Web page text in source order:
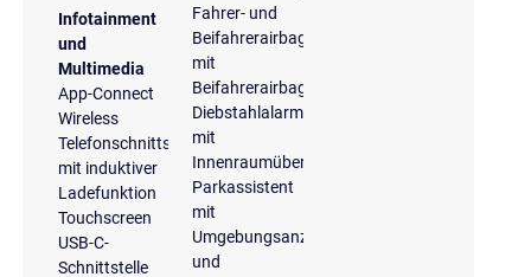
Infotainment
und
Multimedia
App-Connect
Wireless
Telefonschnittstelle
mit induktiver
Ladefunktion
Touchscreen
USB-C-
Schnittstelle
Fahrer- und
Beifahrerairbag
mit
Beifahrerairbagdeaktivierung
Diebstahlalarmanlage
mit
Innenraumüberwachung
Parkassistent
mit
Umgebungsanzeige
und